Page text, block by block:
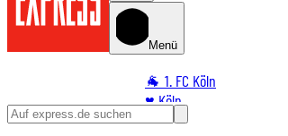
Menü
🐐 1. FC Köln
♥️ Köln
⭐ Promi